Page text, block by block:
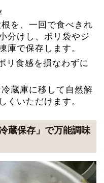
を、一回で食べきれ
分けし、ポリ袋やジ
庫で保存します。
リ食感を損なわずに
蔵庫に移して自然解
くいただけます。
蔵保存」で万能調味